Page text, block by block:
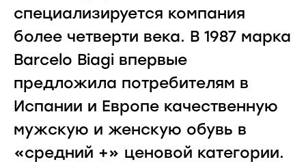
специализируется компания
более четверти века. В 1987 марка
Barcelo Biagi впервые
предложила потребителям в
Испании и Европе качественную
мужскую и женскую обувь в
«средний +» ценовой категории.